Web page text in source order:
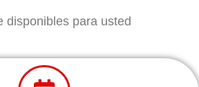
disponibles para usted